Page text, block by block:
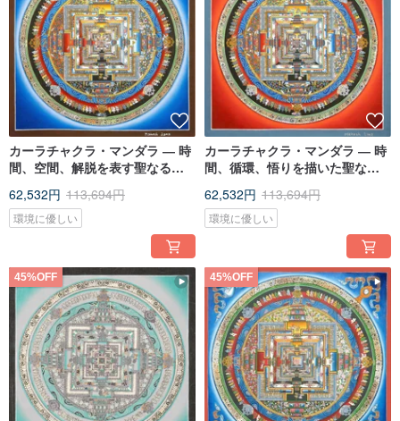
カーラチャクラ・マンダラ ― 時
間、空間、解脱を表す聖なるタ
62,532円 113,694円
環境に優しい
カーラチャクラ・マンダラ ― 時
間、循環、悟りを描いた聖なる
62,532円 113,694円
環境に優しい
45%OFF 45%OFF